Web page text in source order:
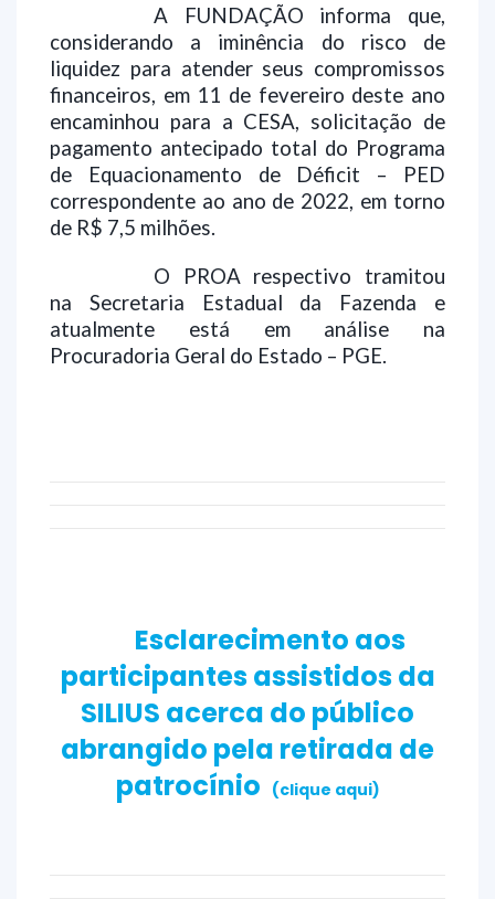
A FUNDAÇÃO informa que,
considerando a iminência do risco de
liquidez para atender seus compromissos
financeiros, em 11 de fevereiro deste ano
encaminhou para a CESA, solicitação de
pagamento antecipado total do Programa
de Equacionamento de Déficit – PED
correspondente ao ano de 2022, em torno
de R$ 7,5 milhões.
O PROA respectivo tramitou
na Secretaria Estadual da Fazenda e
atualmente está em análise na
Procuradoria Geral do Estado – PGE.
Esclarecimento aos
participantes assistidos da
SILIUS acerca do público
abrangido pela retirada de
patrocínio (clique aqui)